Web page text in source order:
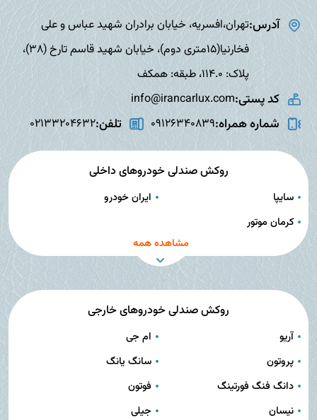
آدرس:تهران،افسریه، خیابان برادران شهید عباس و علی
فخارنیا(15متری دوم)، خیابان شهید قاسم تارخ (38)،
پلاک: 114.0، طبقه: همکف
کد پستی:info@irancarlux.com
شماره همراه:09126340839 تلفن:02133204632
روکش صندلی خودروهای داخلی
سایپا
ایران خودرو
کرمان موتور
مشاهده همه
روکش صندلی خودروهای خارجی
آریو
ام جی
پروتون
سانگ یانگ
دانگ فنگ فورتینگ
فوتون
نیسان
جیلی